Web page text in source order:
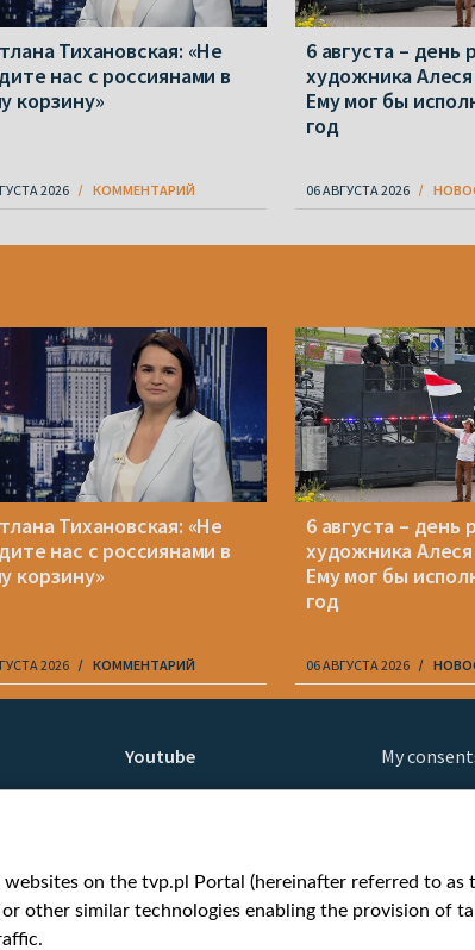
Тихановская: «Не
нас с россиянами в
корзину»
2026 КОММЕНТАРИЙ
6 августа – день
художника
Ему мог бы
год
06 АВГУСТА 2026
Тихановская: «Не
нас с россиянами в
корзину»
2026 КОММЕНТАРИЙ
6 августа – день
художника
Ему мог бы
год
06 АВГУСТА 2026
Youtube
Белсат news
Belsat English
Biełsat PL
My
on the tvp.pl Portal (hereinafter referred to as
other similar technologies enabling the provision of